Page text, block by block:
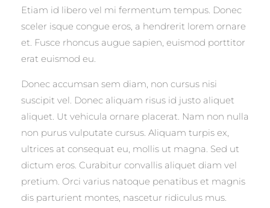
Etiam id libero vel mi fermentum tempus. Donec
sceler isque congue eros, a hendrerit lorem ornare
et. Fusce rhoncus augue sapien, euismod porttitor
erat euismod eu.
Donec accumsan sem diam, non cursus nisi
suscipit vel. Donec aliquam risus id justo aliquet
aliquet. Ut vehicula ornare placerat. Nam non nulla
non purus vulputate cursus. Aliquam turpis ex,
ultrices at consequat eu, mollis ut magna. Sed ut
dictum eros. Curabitur convallis aliquet diam vel
pretium. Orci varius natoque penatibus et magnis
dis parturient montes, nascetur ridiculus mus.